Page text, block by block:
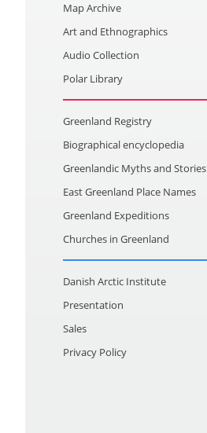
Map Archive
Art and Ethnographics
Audio Collection
Polar Library
Greenland Registry
Biographical encyclopedia
Greenlandic Myths and Stories
East Greenland Place Names
Greenland Expeditions
Churches in Greenland
Danish Arctic Institute
Presentation
Sales
Privacy Policy